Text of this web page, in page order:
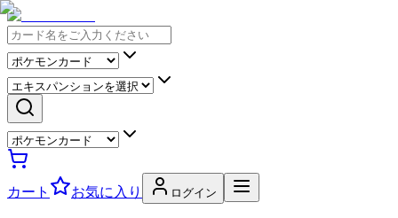
カート お気に入り ログイン